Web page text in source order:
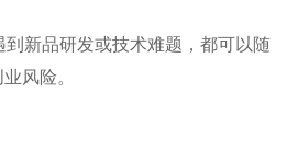
新品研发或技术难题，都可以随
风险。